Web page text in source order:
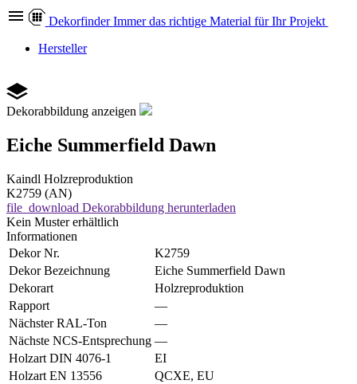
Dekorfinder Immer das richtige Material für Ihr Projekt
Hersteller
Dekorabbildung anzeigen
Eiche Summerfield Dawn
Kaindl Holzreproduktion
K2759 (AN)
file_download Dekorabbildung herunterladen
Kein Muster erhältlich
Informationen
Dekor Nr.
K2759
Dekor Bezeichnung
Eiche Summerfield Dawn
Dekorart
Holzreproduktion
Rapport
—
Nächster RAL-Ton
—
Nächste NCS-Entsprechung —
Holzart DIN 4076-1
EI
Holzart EN 13556
QCXE, EU